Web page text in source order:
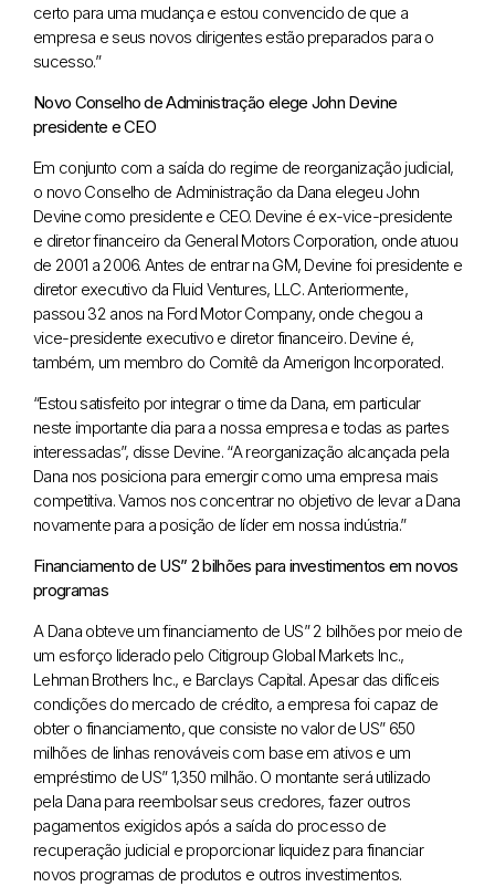
certo para uma mudança e estou convencido de que a
empresa e seus novos dirigentes estão preparados para o
sucesso.”
Novo Conselho de Administração elege John Devine
presidente e CEO
Em conjunto com a saída do regime de reorganização judicial,
o novo Conselho de Administração da Dana elegeu John
Devine como presidente e CEO. Devine é ex-vice-presidente
e diretor financeiro da General Motors Corporation, onde atuou
de 2001 a 2006. Antes de entrar na GM, Devine foi presidente e
diretor executivo da Fluid Ventures, LLC. Anteriormente,
passou 32 anos na Ford Motor Company, onde chegou a
vice-presidente executivo e diretor financeiro. Devine é,
também, um membro do Comitê da Amerigon Incorporated.
“Estou satisfeito por integrar o time da Dana, em particular
neste importante dia para a nossa empresa e todas as partes
interessadas”, disse Devine. “A reorganização alcançada pela
Dana nos posiciona para emergir como uma empresa mais
competitiva. Vamos nos concentrar no objetivo de levar a Dana
novamente para a posição de líder em nossa indústria.”
Financiamento de US” 2 bilhões para investimentos em novos
programas
A Dana obteve um financiamento de US” 2 bilhões por meio de
um esforço liderado pelo Citigroup Global Markets Inc.,
Lehman Brothers Inc., e Barclays Capital. Apesar das difíceis
condições do mercado de crédito, a empresa foi capaz de
obter o financiamento, que consiste no valor de US” 650
milhões de linhas renováveis com base em ativos e um
empréstimo de US” 1,350 milhão. O montante será utilizado
pela Dana para reembolsar seus credores, fazer outros
pagamentos exigidos após a saída do processo de
recuperação judicial e proporcionar liquidez para financiar
novos programas de produtos e outros investimentos.